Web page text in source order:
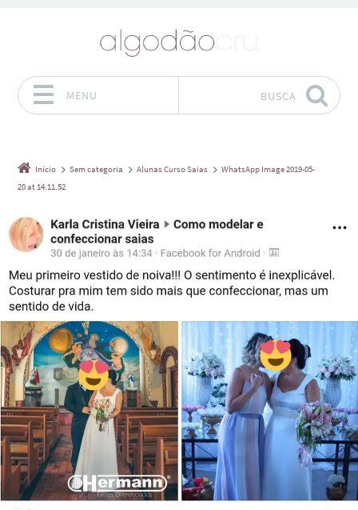
MENU BUSCA
Início Sem categoria Alunas Curso Saias
WhatsApp Image 2019-05-
20 at 14.11.52